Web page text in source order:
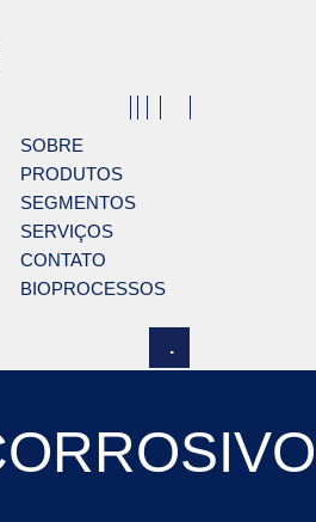
SOBRE
PRODUTOS
SEGMENTOS
SERVIÇOS
CONTATO
BIOPROCESSOS